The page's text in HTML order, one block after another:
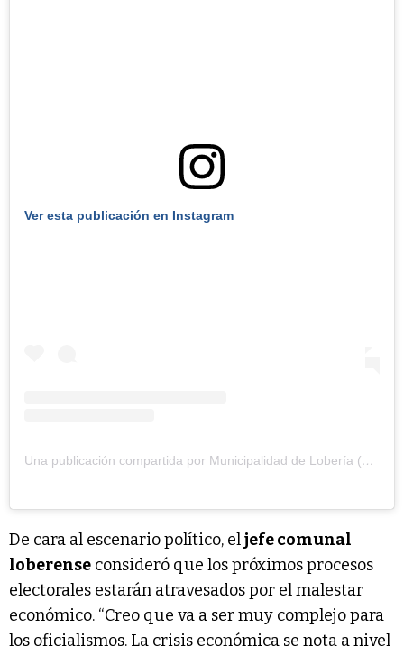
Ver esta publicación en Instagram
Una publicación compartida por Municipalidad de Lobería (@muniloberia)
De cara al escenario político, eljefe comunal
loberense consideró que los próximos procesos
electorales estarán atravesados por el malestar
económico. “Creo que va a ser muy complejo para
los oficialismos. La crisis económica se nota a nivel